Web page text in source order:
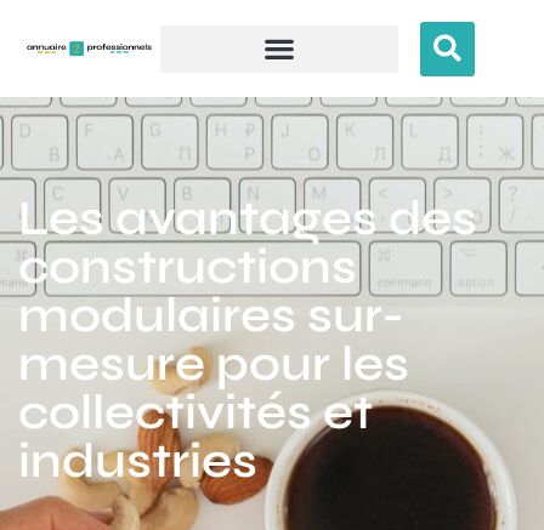
Les avantages des
constructions
modulaires sur-
mesure pour les
collectivités et
industries